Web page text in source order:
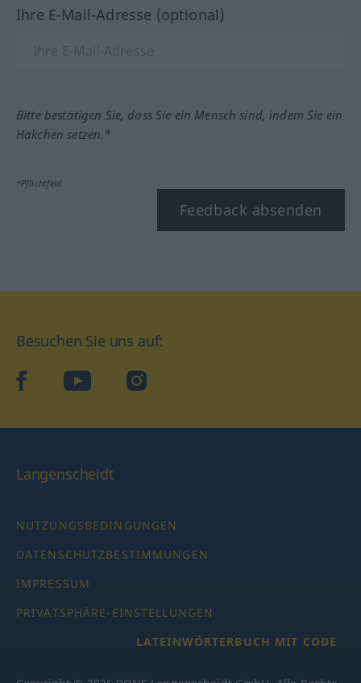
Ihre E-Mail-Adresse (optional)
Bitte bestätigen Sie, dass Sie ein Mensch sind, indem Sie ein
Häkchen setzen.*
*Pflichtfeld
Feedback absenden
Besuchen Sie uns auf:
facebookYouTube Instagram
Langenscheidt
NUTZUNGSBEDINGUNGEN
DATENSCHUTZBESTIMMUNGEN
IMPRESSUM
PRIVATSPHÄRE-EINSTELLUNGEN
LATEINWÖRTERBUCH MIT CODE